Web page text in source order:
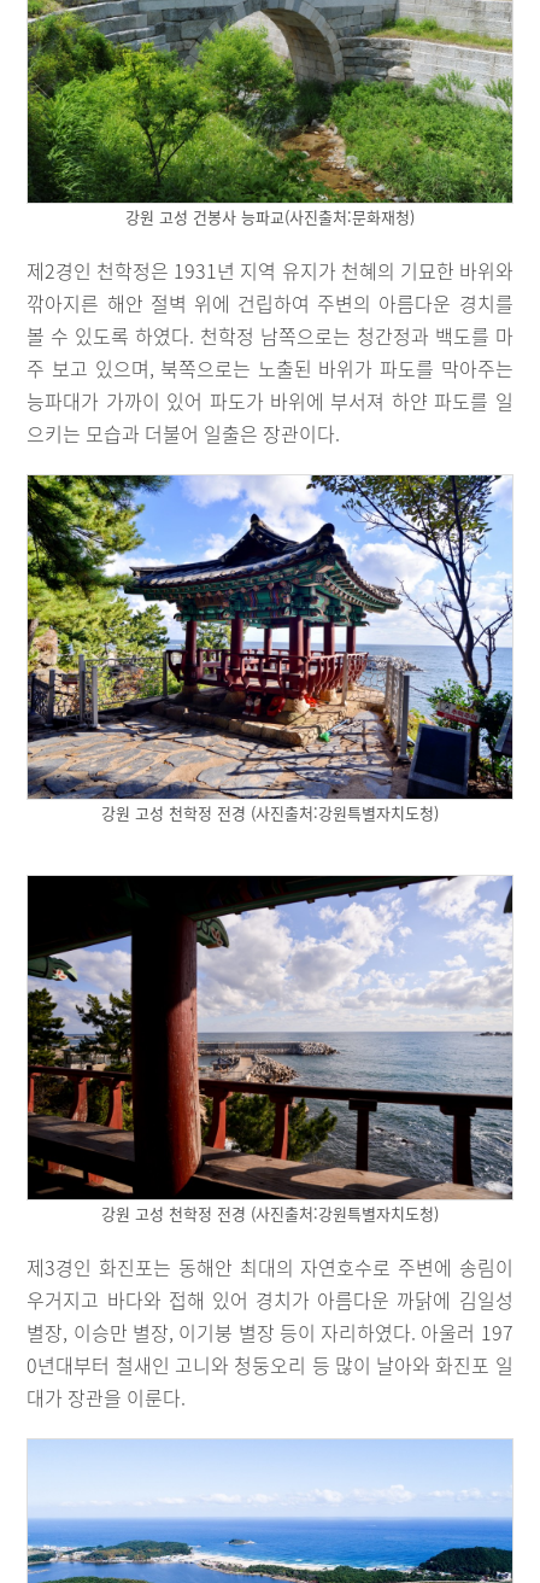
강원 고성 건봉사 능파교(사진출처:문화재청)
제2경인 천학정은 1931년 지역 유지가 천혜의 기묘한 바위와
깎아지른 해안 절벽 위에 건립하여 주변의 아름다운 경치를
볼 수 있도록 하였다. 천학정 남쪽으로는 청간정과 백도를 마
주 보고 있으며, 북쪽으로는 노출된 바위가 파도를 막아주는
능파대가 가까이 있어 파도가 바위에 부서져 하얀 파도를 일
으키는 모습과 더불어 일출은 장관이다.
강원 고성 천학정 전경 (사진출처:강원특별자치도청)
강원 고성 천학정 전경 (사진출처:강원특별자치도청)
제3경인 화진포는 동해안 최대의 자연호수로 주변에 송림이
우거지고 바다와 접해 있어 경치가 아름다운 까닭에 김일성
별장, 이승만 별장, 이기붕 별장 등이 자리하였다. 아울러 197
0년대부터 철새인 고니와 청둥오리 등 많이 날아와 화진포 일
대가 장관을 이룬다.